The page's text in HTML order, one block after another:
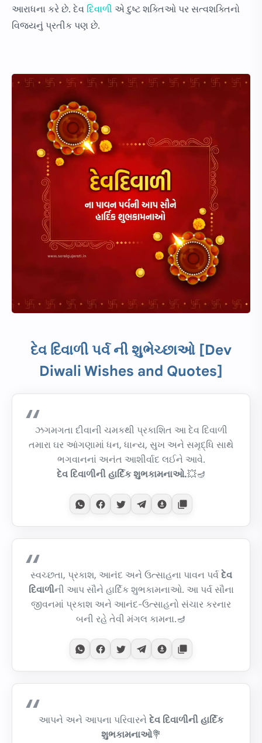
આરાધના કરે છે. દેવ દિવાળી એ દુષ્ટ શક્તિઓ પર સત્વશક્તિનો
વિજયનું પ્રતીક પણ છે.
દેવ દિવાળી પર્વ ની શુભેચ્છાઓ [Dev
Diwali Wishes and Quotes]
ઝગમગતા દીવાની ચમકથી પ્રકાશિત આ દેવ દિવાળી
તમારા ઘર આંગણામાં ધન, ધાન્ય, સુખ અને સમૃદ્ધિ સાથે
ભગવાનનાં અનંત આશીર્વાદ લઈને આવે.
દેવ દિવાળીની હાર્દિક શુભકામનાઓ.💥🪔
સ્વચ્છતા, પ્રકાશ, આનંદ અને ઉત્સાહના પાવન પર્વ દેવ
દિવાળીની આપ સૌને હાર્દિક શુભકામનાઓ. આ પર્વ સૌના
જીવનમાં પ્રકાશ અને આનંદ-ઉત્સાહનો સંચાર કરનાર
બની રહે તેવી મંગલ કામના.🪔
આપને અને આપના પરિવારને દેવ દિવાળીની હાર્દિક
શુભકામનાઓ💐